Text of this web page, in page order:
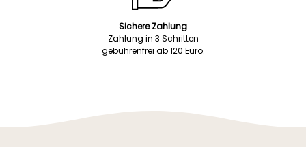
Sichere Zahlung
Zahlung in 3 Schritten
gebührenfrei ab 120 Euro.